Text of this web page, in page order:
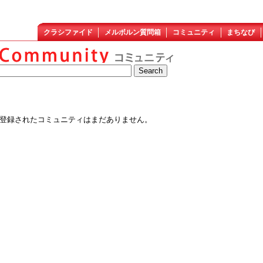
クラシファイド メルボルン質問箱 コミュニティ まちなび
登録されたコミュニティはまだありません。